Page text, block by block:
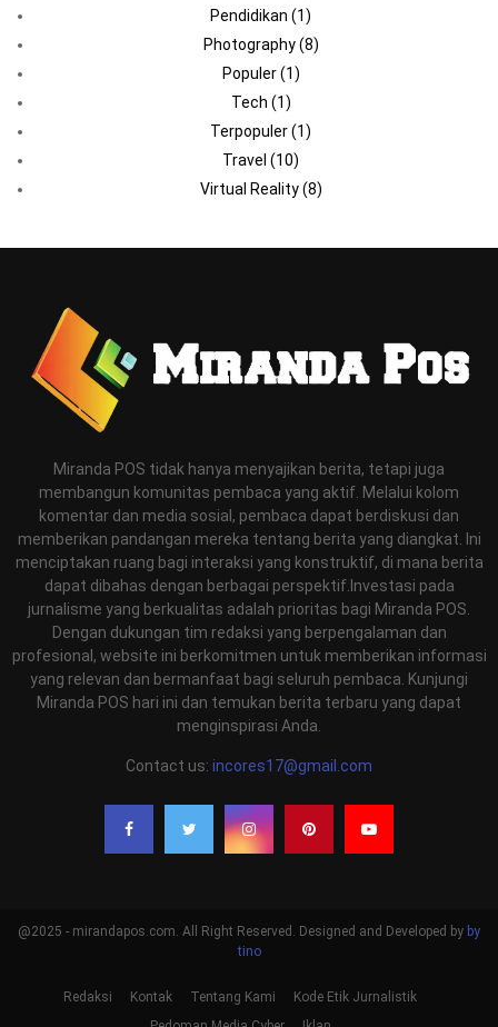
Pendidikan (1)
Photography(8)
Populer(1)
Tech (1)
Terpopuler(1)
Travel (10)
Virtual Reality(8)
Miranda POS tidak hanya menyajikan berita, tetapi juga
membangun komunitas pembaca yang aktif. Melalui kolom
komentar dan media sosial, pembaca dapat berdiskusi dan
memberikan pandangan mereka tentang berita yang diangkat. Ini
menciptakan ruang bagi interaksi yang konstruktif, di mana berita
dapat dibahas dengan berbagai perspektif.Investasi pada
jurnalisme yang berkualitas adalah prioritas bagi Miranda POS.
Dengan dukungan tim redaksi yang berpengalaman dan
profesional, website ini berkomitmen untuk memberikan informasi
yang relevan dan bermanfaat bagi seluruh pembaca. Kunjungi
Miranda POS hari ini dan temukan berita terbaru yang dapat
menginspirasi Anda.
Contact us: incores17@gmail.com
@2025 - mirandapos.com. All Right Reserved. Designed and Developed by by
tino
Redaksi Kontak Tentang Kami
Kode Etik Jurnalistik